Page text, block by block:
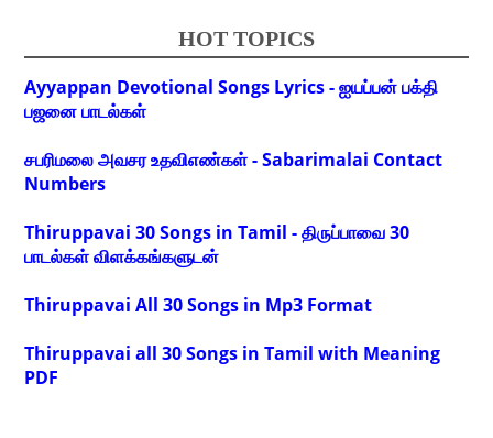
HOT TOPICS
Ayyappan Devotional Songs Lyrics - ஐயப்பன் பக்தி
பஜனை பாடல்கள்
சபரிமலை அவசர உதவிஎண்கள் - Sabarimalai Contact
Numbers
Thiruppavai 30 Songs in Tamil - திருப்பாவை 30
பாடல்கள் விளக்கங்களுடன்
Thiruppavai All 30 Songs in Mp3 Format
Thiruppavai all 30 Songs in Tamil with Meaning
PDF